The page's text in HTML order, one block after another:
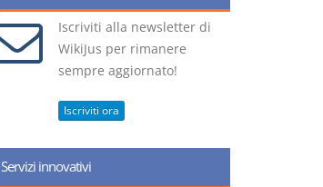
Iscriviti alla newsletter di
WikiJus per rimanere
sempre aggiornato!
Iscriviti ora
Servizi innovativi